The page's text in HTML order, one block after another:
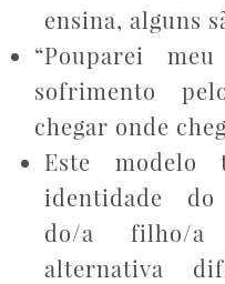
ensina, alguns
“Pouparei
sofrimento
chegar onde
Este modelo
identidade
do/a filho/
alternativa